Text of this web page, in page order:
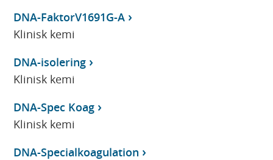
DNA-FaktorV1691G-A
Klinisk kemi
DNA-isolering
Klinisk kemi
DNA-Spec Koag
Klinisk kemi
DNA-Specialkoagulation